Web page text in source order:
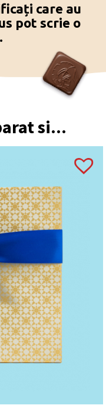
care au
pot scrie o
si...